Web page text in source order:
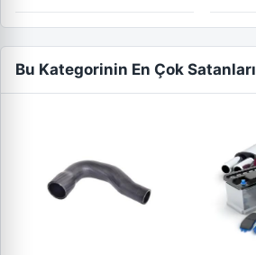
Bu Kategorinin En Çok Satanları